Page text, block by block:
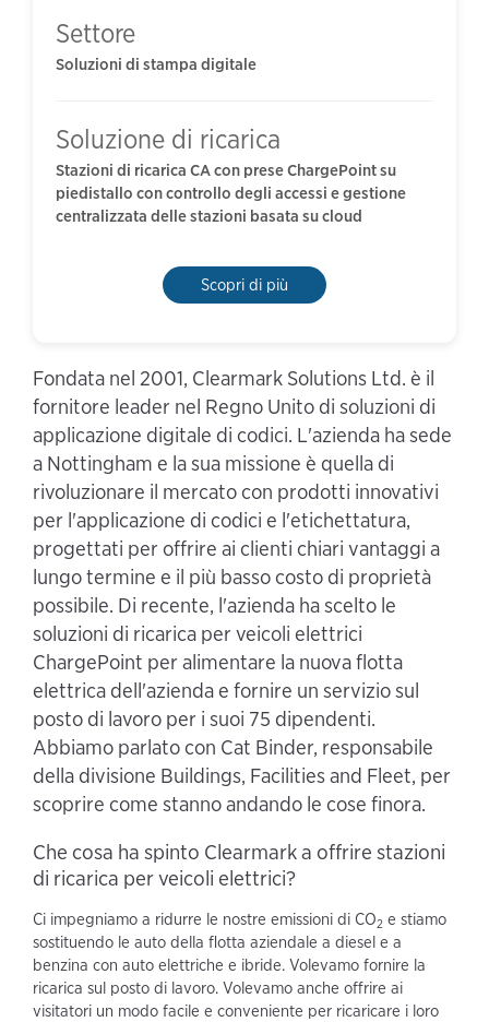
Settore
Soluzioni di stampa digitale
Soluzione di ricarica
Stazioni di ricarica CA con prese ChargePoint su
piedistallo con controllo degli accessi e gestione
centralizzata delle stazioni basata su cloud
Scopri di più
Fondata nel 2001, Clearmark Solutions Ltd. è il
fornitore leader nel Regno Unito di soluzioni di
applicazione digitale di codici. L'azienda ha sede
a Nottingham e la sua missione è quella di
rivoluzionare il mercato con prodotti innovativi
per l'applicazione di codici e l'etichettatura,
progettati per offrire ai clienti chiari vantaggi a
lungo termine e il più basso costo di proprietà
possibile. Di recente, l'azienda ha scelto le
soluzioni di ricarica per veicoli elettrici
ChargePoint per alimentare la nuova flotta
elettrica dell'azienda e fornire un servizio sul
posto di lavoro per i suoi 75 dipendenti.
Abbiamo parlato con Cat Binder, responsabile
della divisione Buildings, Facilities and Fleet, per
scoprire come stanno andando le cose finora.
Che cosa ha spinto Clearmark a offrire stazioni
di ricarica per veicoli elettrici?
Ci impegniamo a ridurre le nostre emissioni di CO2 e stiamo
sostituendo le auto della flotta aziendale a diesel e a
benzina con auto elettriche e ibride. Volevamo fornire la
ricarica sul posto di lavoro. Volevamo anche offrire ai
visitatori un modo facile e conveniente per ricaricare i loro